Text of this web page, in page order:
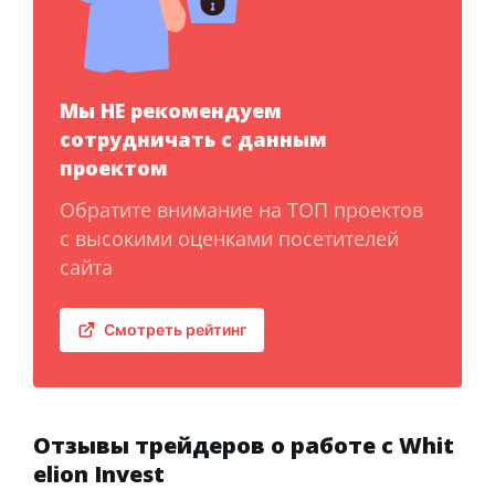
Мы НЕ рекомендуем
сотрудничать с данным
проектом
Обратите внимание на ТОП проектов
с высокими оценками посетителей
сайта
Смотреть рейтинг
Отзывы трейдеров о работе с Whit
elion Invest